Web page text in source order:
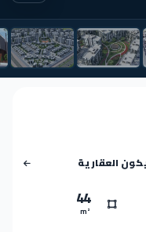
العقارية
44
m²